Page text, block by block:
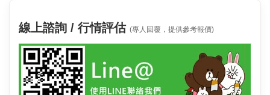
線上諮詢 / 行情評估 (專人回覆，提供參考報價)